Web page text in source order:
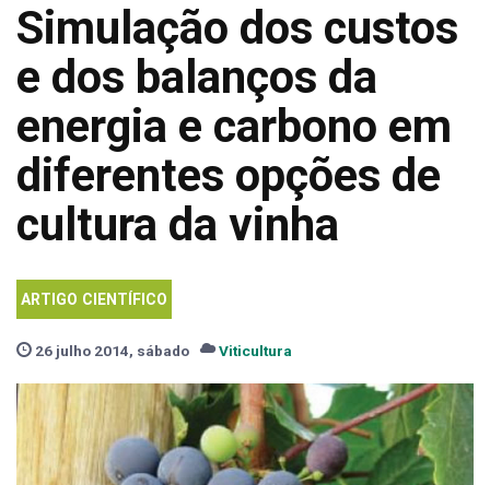
Simulação dos custos
e dos balanços da
energia e carbono em
diferentes opções de
cultura da vinha
ARTIGO CIENTÍFICO
26 julho 2014, sábado Viticultura